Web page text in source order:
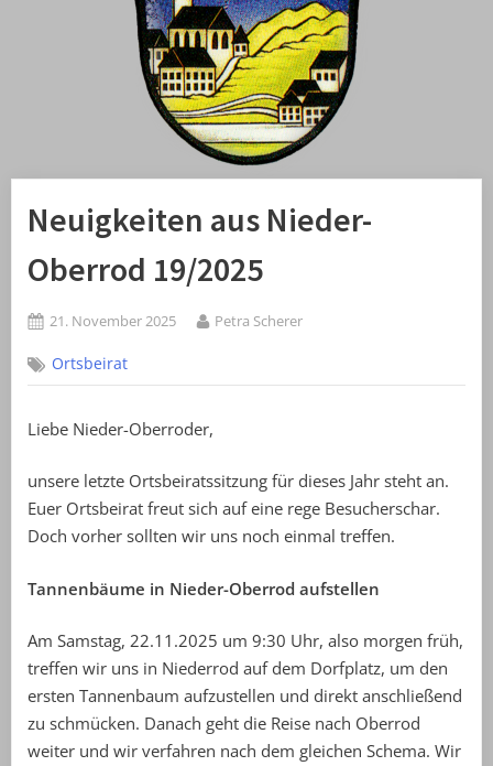
Neuigkeiten aus Nieder-
Oberrod 19/2025
Posted
21. November 2025 By
Petra Scherer
Ortsbeirat
Liebe Nieder-Oberroder,
unsere letzte Ortsbeiratssitzung für dieses Jahr steht an.
Euer Ortsbeirat freut sich auf eine rege Besucherschar.
Doch vorher sollten wir uns noch einmal treffen.
Tannenbäume in Nieder-Oberrod aufstellen
Am Samstag, 22.11.2025 um 9:30 Uhr, also morgen früh,
treffen wir uns in Niederrod auf dem Dorfplatz, um den
ersten Tannenbaum aufzustellen und direkt anschließend
zu schmücken. Danach geht die Reise nach Oberrod
weiter und wir verfahren nach dem gleichen Schema. Wir